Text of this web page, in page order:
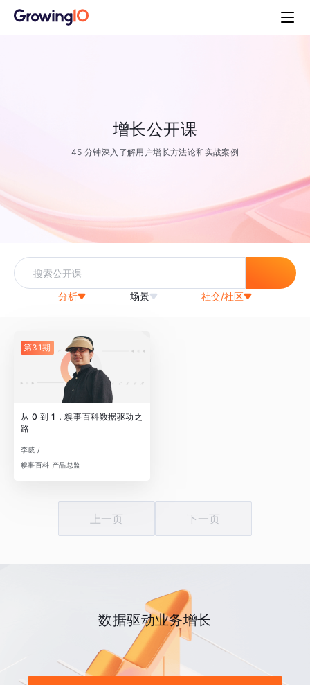
增长公开课
45 分钟深入了解用户增长方法论和实战案例
分析 场景 社交/社区
第31期
从 0 到 1，糗事百科数据驱动之
路
李威 /
糗事百科 产品总监
上一页 下一页
数据驱动业务增长